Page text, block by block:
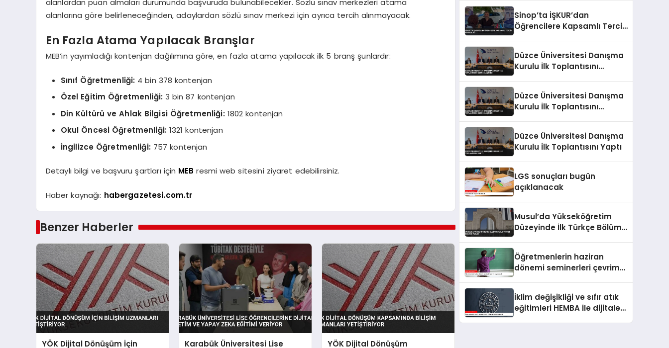
alanlardan puan almaları durumunda başvuruda bulunabilecekler. Sözlü sınav merkezleri atama
alanlarına göre belirleneceğinden, adaylardan sözlü sınav merkezi için ayrıca tercih alınmayacak.
En Fazla Atama Yapılacak Branşlar
MEB’in yayımladığı kontenjan dağılımına göre, en fazla atama yapılacak ilk 5 branş şunlardır:
Sınıf Öğretmenliği: 4 bin 378 kontenjan
Özel Eğitim Öğretmenliği: 3 bin 87 kontenjan
Din Kültürü ve Ahlak Bilgisi Öğretmenliği: 1802 kontenjan
Okul Öncesi Öğretmenliği: 1321 kontenjan
İngilizce Öğretmenliği: 757 kontenjan
Detaylı bilgi ve başvuru şartları için MEB resmi web sitesini ziyaret edebilirsiniz.
Haber kaynağı: habergazetesi.com.tr
Benzer Haberler
YÖK Dijital Dönüşüm İçin Karabük Üniversitesi Lise YÖK Dijital Dönüşüm
Sinop’ta İŞKUR’dan
Öğrencilere Kapsamlı Tercih
Düzce Üniversitesi Danışma
Kurulu İlk Toplantısını
Düzce Üniversitesi Danışma
Kurulu İlk Toplantısını
Düzce Üniversitesi Danışma
Kurulu İlk Toplantısını Yaptı
LGS sonuçları bugün
açıklanacak
Musul’da Yükseköğretim
Düzeyinde İlk Türkçe Bölümü
Öğretmenlerin haziran
dönemi seminerleri çevrim
İklim değişikliği ve sıfır atık
eğitimleri HEMBA ile dijitale